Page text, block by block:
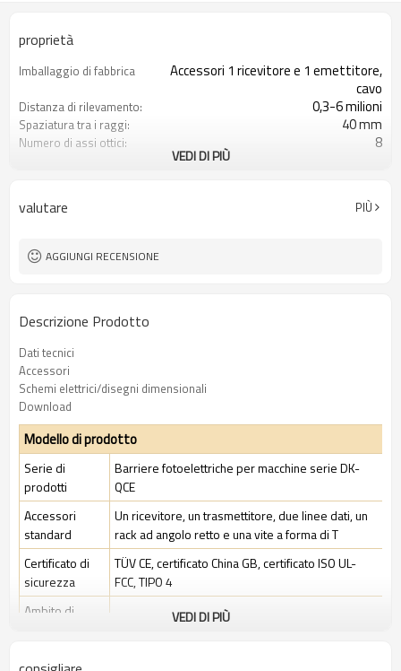
proprietà
Imballaggio di fabbrica
Accessori 1 ricevitore e 1 emettitore,
cavo
Distanza di rilevamento: 0,3-6 milioni
Spaziatura tra i raggi: 40 mm
Numero di assi ottici: 8
Spina di interfaccia Dotato di connettore M12
Certificazione:
VEDI DI PIÙ
valutare PIÙ
AGGIUNGI RECENSIONE
Descrizione Prodotto
Dati tecnici
Accessori
Schemi elettrici/disegni dimensionali
Download
Modello di prodotto
Serie di
prodotti
Barriere fotoelettriche per macchine serie DK-
QCE
Accessori
standard
Un ricevitore, un trasmettitore, due linee dati, un
rack ad angolo retto e una vite a forma di T
Certificato di
sicurezza
TÜV CE, certificato China GB, certificato ISO UL-
FCC, TIPO 4
Ambito di
Ambiente industriale standard
VEDI DI PIÙ